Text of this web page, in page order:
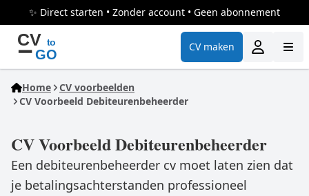
✨ Direct starten • Zonder account • Geen abonnement
CV maken
Home
CV voorbeelden
CV Voorbeeld Debiteurenbeheerder
CV Voorbeeld Debiteurenbeheerder
Een debiteurenbeheerder cv moet laten zien dat
je betalingsachterstanden professioneel